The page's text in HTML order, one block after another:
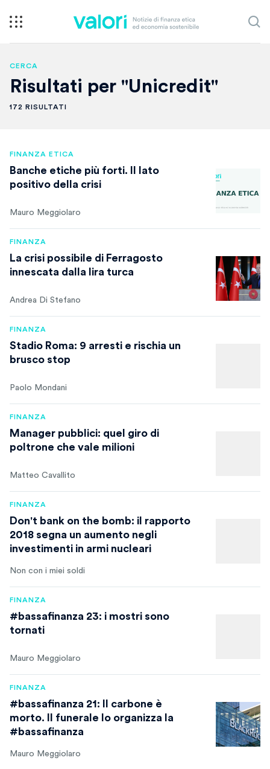
CERCA
Risultati per "Unicredit"
172 RISULTATI
FINANZA ETICA
Banche etiche più forti. Il lato
positivo della crisi
Mauro Meggiolaro
FINANZA
La crisi possibile di Ferragosto
innescata dalla lira turca
Andrea Di Stefano
FINANZA
Stadio Roma: 9 arresti e rischia un
brusco stop
Paolo Mondani
FINANZA
Manager pubblici: quel giro di
poltrone che vale milioni
Matteo Cavallito
FINANZA
Don't bank on the bomb: il rapporto
2018 segna un aumento negli
investimenti in armi nucleari
Non con i miei soldi
FINANZA
#bassafinanza 23: i mostri sono
tornati
Mauro Meggiolaro
FINANZA
#bassafinanza 21: Il carbone è
morto. Il funerale lo organizza la
#bassafinanza
Mauro Meggiolaro